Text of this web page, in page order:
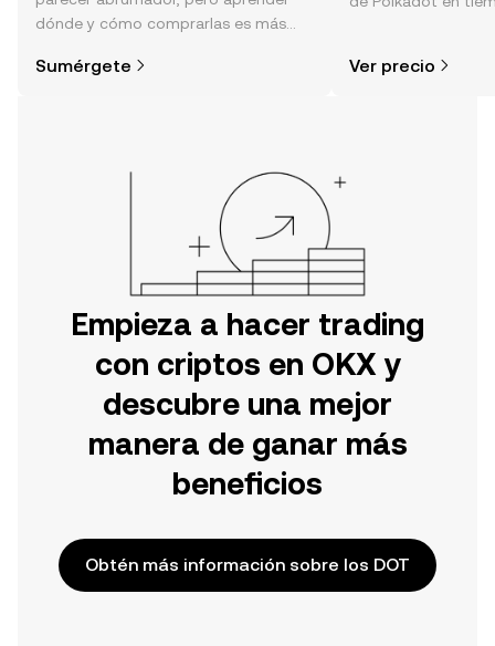
dónde y cómo comprarlas es más
tu aventura en la aplicación móvil de
Sumérgete Ver precio
Empieza a hacer trading
con criptos en OKX y
descubre una mejor
manera de ganar más
beneficios
Obtén más información sobre los DOT